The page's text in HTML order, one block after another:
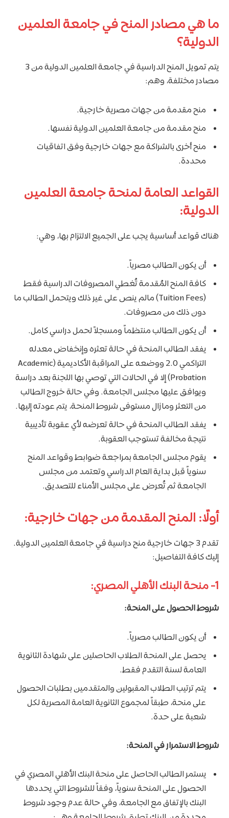
ما هي مصادر المنح في جامعة العلمين
الدولية؟
يتم تمويل المنح الدراسية في جامعة العلمين الدولية من 3
مصادر مختلفة، وهم:
منح مقدمة من جهات مصرية خارجية.
منح مقدمة من جامعة العلمين الدولية نفسها.
منح أخرى بالشراكة مع جهات خارجية وفق اتفاقيات
محددة.
القواعد العامة لمنحة جامعة العلمين
الدولية:
هناك قواعد أساسية يجب على الجميع الالتزام بها، وهي:
أن يكون الطالب مصرياً.
كافة المنح المُقدمة تُغطي المصروفات الدراسية فقط
(Tuition Fees) مالم ينص على غير ذلك ويتحمل الطالب ما
دون ذلك من مصروفات.
أن يكون الطالب منتظماً ومسجلاً لحمل دراسي كامل.
يفقد الطالب المنحة في حالة تعثره وإنخفاض معدله
التراكمي 2.0 ووضعه على المراقبة الأكاديمية (Academic
Probation) إلا في الحالات التي توصي بها اللجنة بعد دراسة
ويوافق عليها مجلس الجامعة. وفي حالة خروج الطالب
من التعثر ومازال مستوفى شروط المنحة، يتم عودته إليها.
يفقد الطالب المنحة في حالة تعرضه لأي عقوبة تأديبية
نتيجة مخالفة تستوجب العقوبة.
يقوم مجلس الجامعة بمراجعة ضوابط وقواعد المنح
سنوياً قبل بداية العام الدراسي وتعتمد من مجلس
الجامعة ثم تُعرض على مجلس الأمناء للتصديق.
أولًا: المنح المقدمة من جهات خارجية:
تقدم 3 جهات خارجية منح دراسية في جامعة العلمين الدولية.
إليك كافة التفاصيل:
1- منحة البنك الأهلي المصري:
شروط الحصول على المنحة:
أن يكون الطالب مصرياً.
يحصل على المنحة الطلاب الحاصلين على شهادة الثانوية
العامة لسنة التقدم فقط.
يتم ترتيب الطلاب المقبولين والمتقدمين بطلبات الحصول
على منحة، طبقاً لمجموع الثانوية العامة المصرية لكل
شعبة على حدة.
شروط الاستمرار في المنحة:
يستمر الطالب الحاصل على منحة البنك الأهلي المصري في
الحصول على المنحة سنوياً، وفقاً للشروط التي يحددها
البنك بالإتفاق مع الجامعة، وفي حالة عدم وجود شروط